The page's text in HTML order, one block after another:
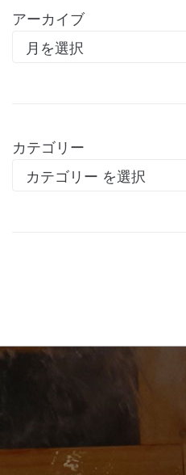
アーカイブ
カテゴリー